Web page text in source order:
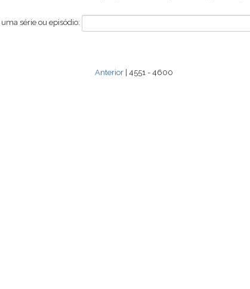
série ou episódio:
Anterior| 4551 - 4600